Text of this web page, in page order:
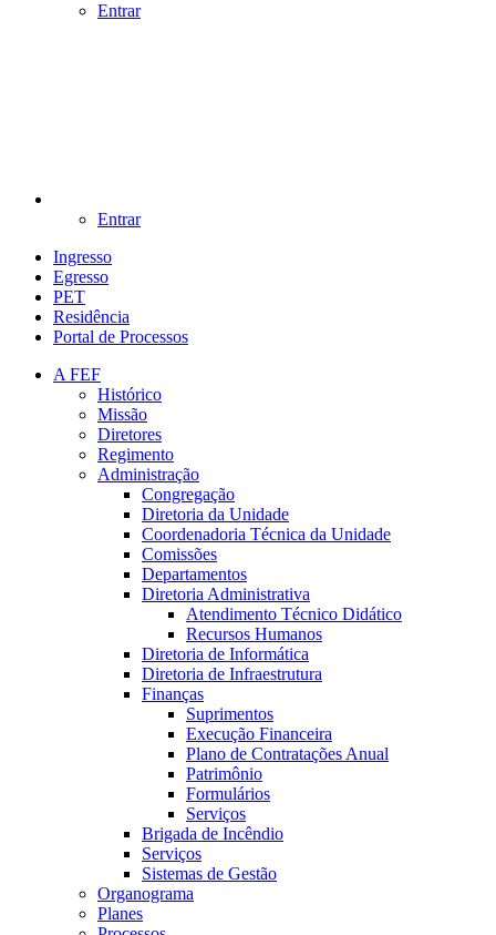
Entrar
Entrar
Ingresso
Egresso
PET
Residência
Portal de Processos
A FEF
Histórico
Missão
Diretores
Regimento
Administração
Congregação
Diretoria da Unidade
Coordenadoria Técnica da Unidade
Comissões
Departamentos
Diretoria Administrativa
Atendimento Técnico Didático
Recursos Humanos
Diretoria de Informática
Diretoria de Infraestrutura
Finanças
Suprimentos
Execução Financeira
Plano de Contratações Anual
Patrimônio
Formulários
Serviços
Brigada de Incêndio
Serviços
Sistemas de Gestão
Organograma
Planes